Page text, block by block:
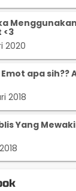
<3
2020
Emot apa sih??
2018
Yang